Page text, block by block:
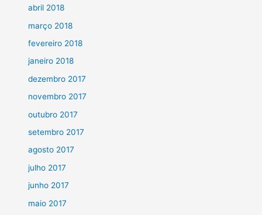
abril 2018
março 2018
fevereiro 2018
janeiro 2018
dezembro 2017
novembro 2017
outubro 2017
setembro 2017
agosto 2017
julho 2017
junho 2017
maio 2017